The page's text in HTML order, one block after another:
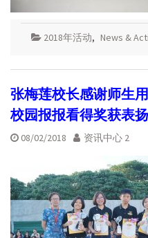
2018年活动, News &
张梅莲校长感谢师生
校园报报看得奖获表扬
08/02/2018 资讯中心 2